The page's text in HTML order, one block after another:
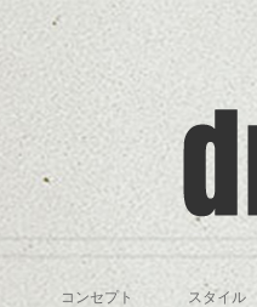
コンセプト スタイル